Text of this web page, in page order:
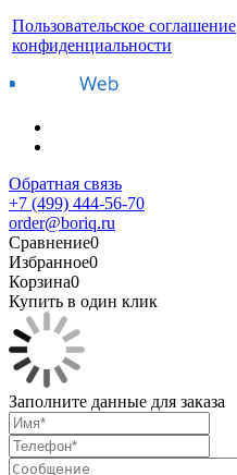
Пользовательское соглашение
конфиденциальности
Обратная связь
+7 (499) 444-56-70
order@boriq.ru
Сравнение0
Избранное0
Корзина0
Купить в один клик
Заполните данные для заказа